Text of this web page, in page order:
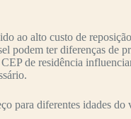
ao alto custo de
podem ter diferenças de
de residência
para diferentes idades